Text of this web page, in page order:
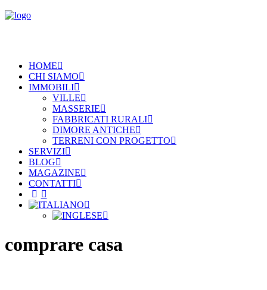
HOME
CHI SIAMO
IMMOBILI
VILLE
MASSERIE
FABBRICATI RURALI
DIMORE ANTICHE
TERRENI CON PROGETTO
SERVIZI
BLOG
MAGAZINE
CONTATTI
comprare casa